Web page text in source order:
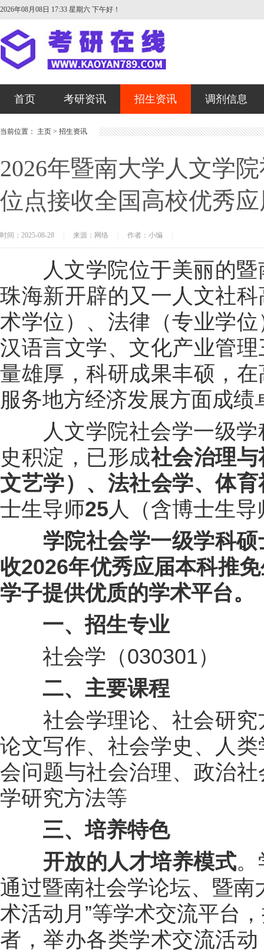
2026年08月08日 17:33 星期六 下午好！
首页 考研资讯 招生资讯 调剂信息
当前位置： 主页 > 招生资讯
2026年暨南大学人文学
位点接收全国高校优秀
时间：2025-08-28 来源：网络 作者：小编
人文学院位于美丽的暨
珠海新开辟的又一人文社
术学位）、法律（专业学
汉语言文学、文化产业管
量雄厚，科研成果丰硕，
服务地方经济发展方面成绩
人文学院社会学一级学
史积淀，已形成社会治理
文艺学）、法社会学、体
士生导师25人（含博士生导
学院社会学一级学科硕
收2026年优秀应届本科推
学子提供优质的学术平台。
一、招生专业
社会学（030301）
二、主要课程
社会学理论、社会研究
论文写作、社会学史、人
会问题与社会治理、政治
学研究方法等
三、培养特色
开放的人才培养模式
通过暨南社会学论坛、暨南
术活动月”等学术交流平台
者，举办各类学术交流活